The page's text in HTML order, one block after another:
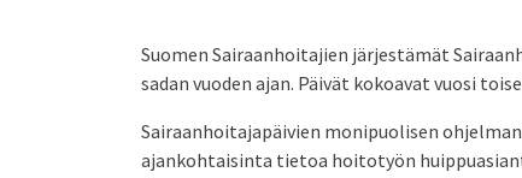
Suomen Sairaanhoitajien järjestämät
sadan vuoden ajan. Päivät kokoavat vuosi
Sairaanhoitajapäivien monipuolisen
ajankohtaisinta tietoa hoitotyön